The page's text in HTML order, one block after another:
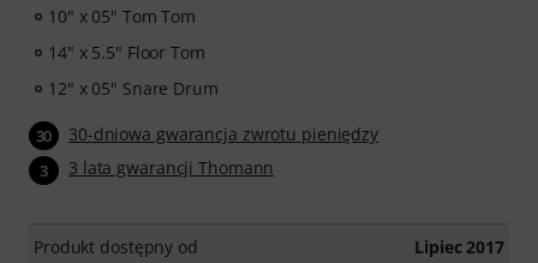
- Nielimitowany dostęp
Po wysłaniu zamówienia kod aktywacyjny zostanie
automatycznie przesłany na adres e-mail. Subskrypcja
wygasa automatycznie po upływie okresu
promocyjnego.
10" x 05" Tom Tom
14" x 5.5" Floor Tom
12" x 05" Snare Drum
30 30-dniowa gwarancja zwrotu pieniędzy
3 3 lata gwarancji Thomann
Produkt dostępny od Lipiec 2017